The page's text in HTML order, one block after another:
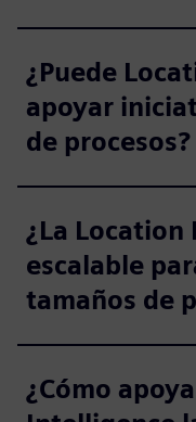
¿Puede
apoyar
de procesos?
¿La Location
escalable
tamaños de
¿Cómo